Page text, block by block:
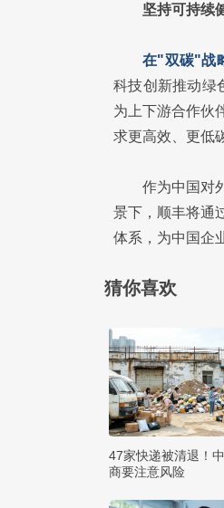
坚持可持续
在"双碳"战
科技创新推动绿
为上下游合作伙
求更高效、更低
作为中国对
景下，顺丰将通
体系，为中国企
猜你喜欢
47家快递被清退！
商要注意风险